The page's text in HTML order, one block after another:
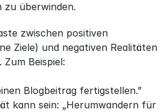
zu überwinden.
zwischen positiven
Ziele) und negativen Realitäten
Beispiel:
Blogbeitrag fertigstellen.”
kann sein: „Herumwandern für